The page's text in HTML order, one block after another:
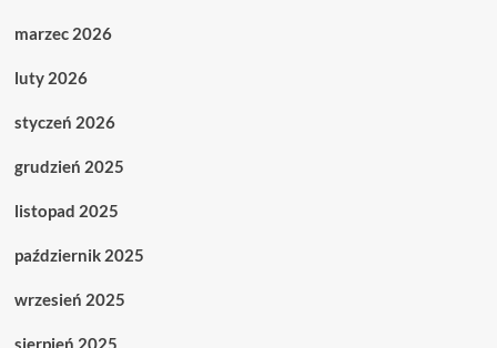
marzec 2026
luty 2026
styczeń 2026
grudzień 2025
listopad 2025
październik 2025
wrzesień 2025
sierpień 2025